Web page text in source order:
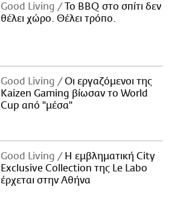
Good Living
Το BBQ στο σπίτι δεν
θέλει χώρο. Θέλει τρόπο.
Good Living
Οι εργαζόμενοι της
Kaizen Gaming βίωσαν το World
Cup από "μέσα"
Good Living
Η εμβληματική City
Exclusive Collection της Le Labo
έρχεται στην Αθήνα